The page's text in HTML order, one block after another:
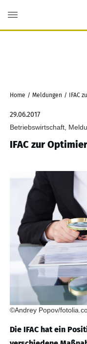
Home / Meldungen /
29.06.2017
Betriebswirtschaft,
IFAC zur
©Andrey Popov/
Die IFAC hat ein